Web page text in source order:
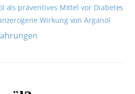
als präventives Mittel vor Diabetes
Wirkung von Arganöl